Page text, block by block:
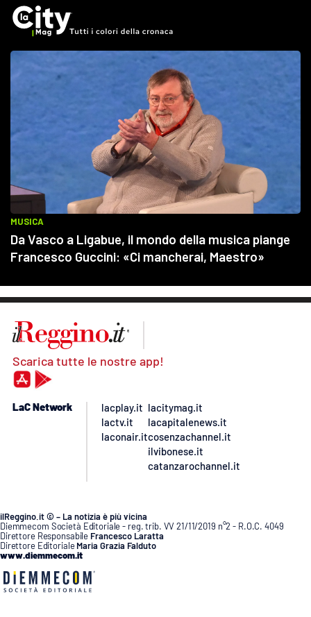
Scarica tutte le nostre app!
LaC Network
lacplay.it
lactv.it
laconair.it
lacitymag.it
lacapitalenews.it
cosenzachannel.it
ilvibonese.it
catanzarochannel.it
ilReggino.it © – La notizia è più vicina
Diemmecom Società Editoriale - reg. trib. VV 21/11/2019 n°2 - R.O.C. 4049
Direttore Responsabile Francesco Laratta
Direttore Editoriale Maria Grazia Falduto
www.diemmecom.it